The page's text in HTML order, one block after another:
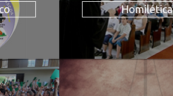
Homilética